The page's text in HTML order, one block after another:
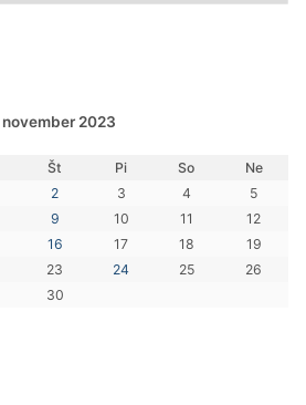
november 2023
Št Pi So
Ne
2 3 4
5
9 10 11
12
16 17 18
19
23 24 25
26
30